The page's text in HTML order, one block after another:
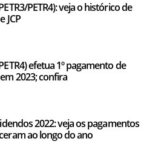
PETR4): veja o histórico de
JCP
efetua 1º pagamento de
2023; confira
2022: veja os pagamentos
ao longo do ano